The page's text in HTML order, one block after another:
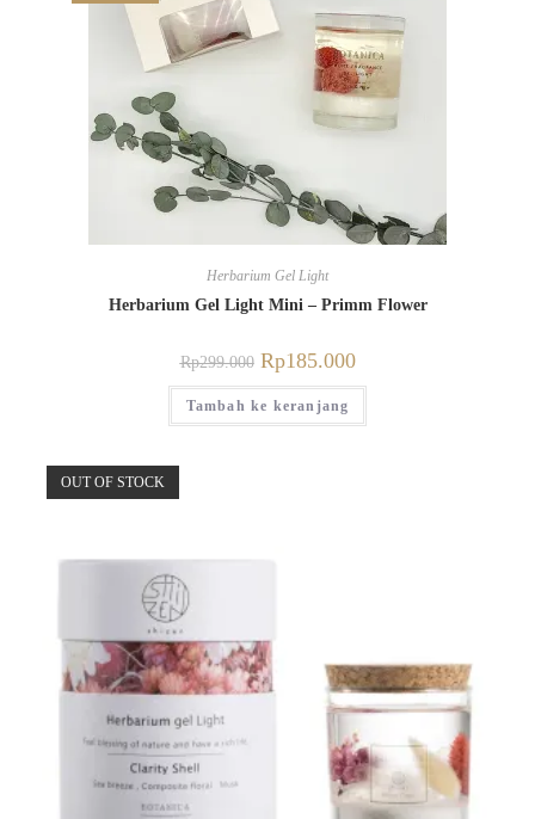
Herbarium Gel Light
Herbarium Gel Light Mini – Primm Flower
Rp299.000 Rp185.000
Tambah ke keranjang
OUT OF STOCK